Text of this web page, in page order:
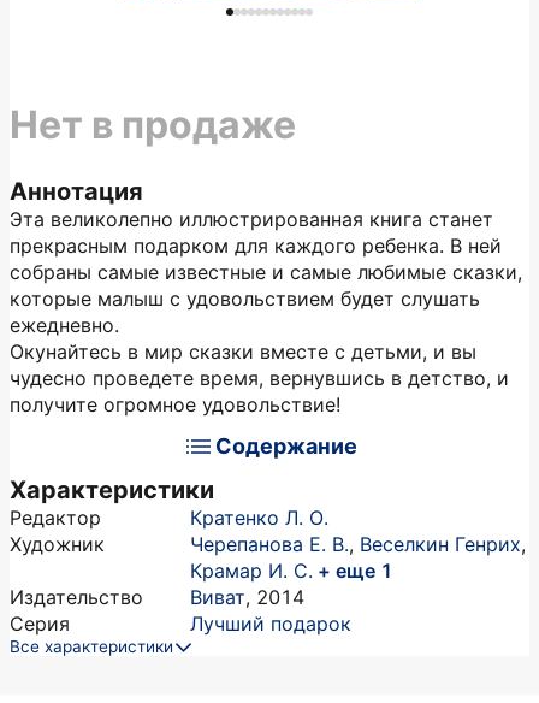
Аннотация
Эта великолепно иллюстрированная книга станет
прекрасным подарком для каждого ребенка. В ней
собраны самые известные и самые любимые сказки,
которые малыш с удовольствием будет слушать
ежедневно.
Окунайтесь в мир сказки вместе с детьми, и вы
чудесно проведете время, вернувшись в детство, и
получите огромное удовольствие!
Содержание
Характеристики
Редактор
Кратенко Л. О.
Художник
Черепанова Е. В., Веселкин Генрих,
Крамар И. С. + еще 1
Издательство
Виват, 2014
Серия
Лучший подарок
Все характеристики
Нет в продаже